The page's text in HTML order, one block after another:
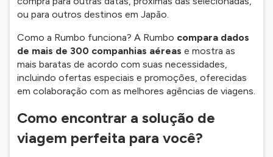
ou para outros destinos em Japão.
Como a Rumbo funciona? A Rumbo compara dados
de mais de 300 companhias aéreas e mostra as
mais baratas de acordo com suas necessidades,
incluindo ofertas especiais e promoções, oferecidas
em colaboração com as melhores agências de viagens.
Como encontrar a solução de
viagem perfeita para você?